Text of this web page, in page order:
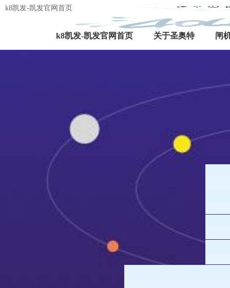
k8凯发-凯发官网首页
k8凯发-凯发官网首页 关于圣奥特 闸